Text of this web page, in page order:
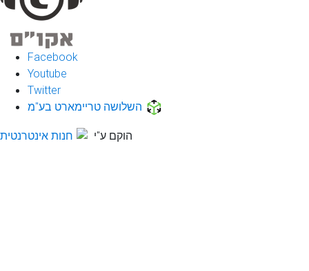
Facebook
Youtube
Twitter
השלושה טריימארט בע"מ
הוקם ע"י חנות אינטרנטית